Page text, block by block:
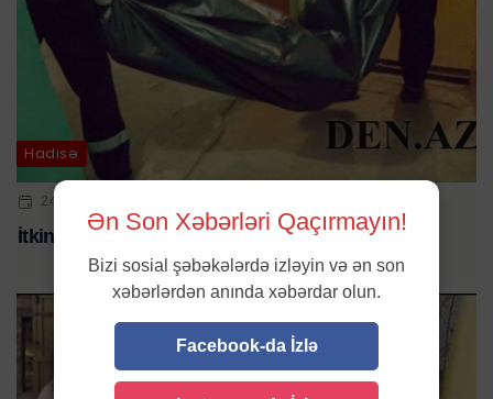
Hadisə
24 IYL 2024 | 12:36
İtkin düşən kişinin meyiti tapıldı
Ən Son Xəbərləri Qaçırmayın!
Bizi sosial şəbəkələrdə izləyin və ən son
xəbərlərdən anında xəbərdar olun.
Facebook-da İzlə